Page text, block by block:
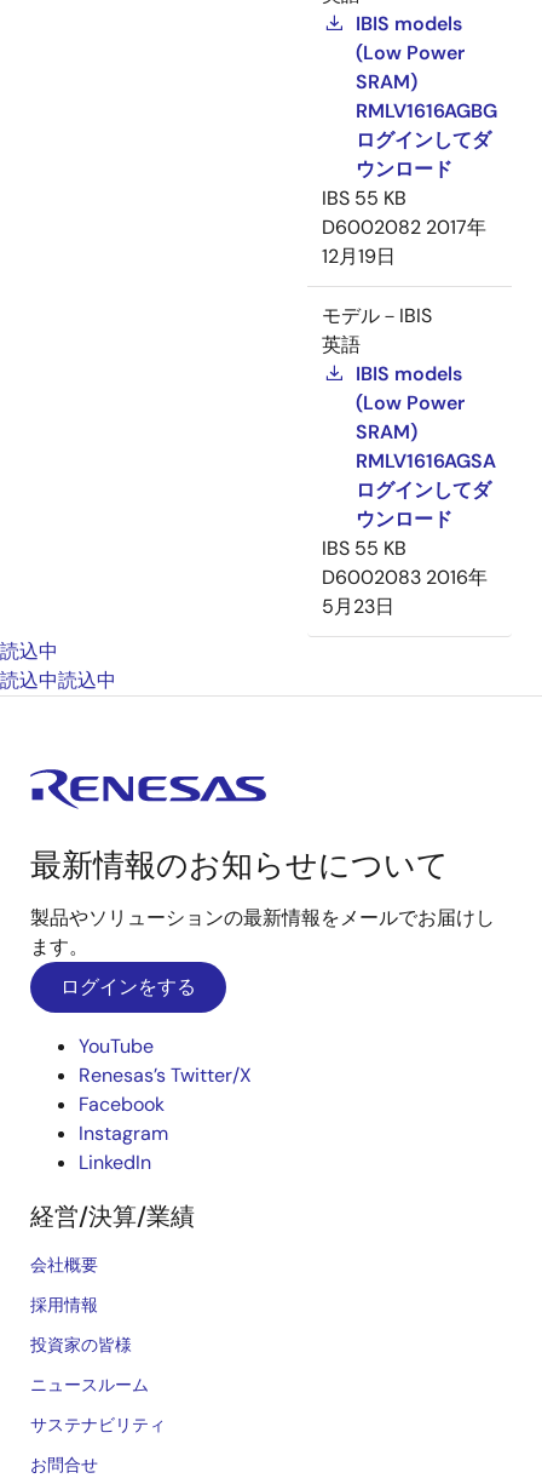
IBIS models
(Low Power
SRAM)
RMLV1616AGBG
ログインしてダ
ウンロード
IBS 55 KB
D6002082 2017年
12月19日
モデル－IBIS
英語
IBIS models
(Low Power
SRAM)
RMLV1616AGSA
ログインしてダ
ウンロード
IBS 55 KB
D6002083 2016年
5月23日
読込中
読込中読込中
最新情報のお知らせについて
製品やソリューションの最新情報をメールでお届けし
ます。
ログインをする
YouTube
Renesas’s Twitter/X
Facebook
Instagram
LinkedIn
経営/決算/業績
会社概要
採用情報
投資家の皆様
ニュースルーム
サステナビリティ
お問合せ